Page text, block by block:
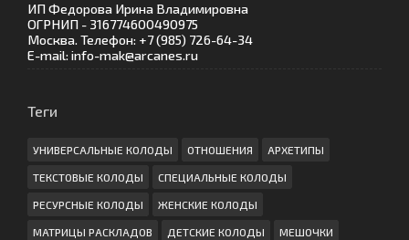
ИП Федорова Ирина Владимировна
ОГРНИП - 316774600490975
Москва. Телефон: +7 (985) 726-64-34
E-mail: info-mak@arcanes.ru
Теги
УНИВЕРСАЛЬНЫЕ КОЛОДЫ ОТНОШЕНИЯ АРХЕТИПЫ
ТЕКСТОВЫЕ КОЛОДЫ СПЕЦИАЛЬНЫЕ КОЛОДЫ
РЕСУРСНЫЕ КОЛОДЫ ЖЕНСКИЕ КОЛОДЫ
МАТРИЦЫ РАСКЛАДОВ ДЕТСКИЕ КОЛОДЫ МЕШОЧКИ